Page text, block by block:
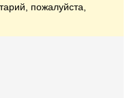
пожалуйста,